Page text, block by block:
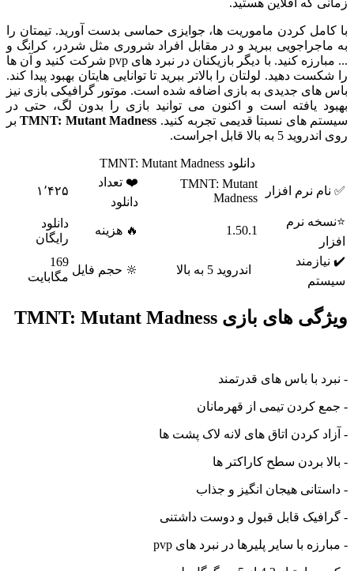
زمانی که آفلاین هستید.
با کامل کردن ماموریت ها، جوایزی حماسی بدست آورید. تیمتان را
به ماجراجویی ببرید و در مقابل افراد شروری مثل شردر، کرانگ و
... مبارزه کنید. با دیگر بازیکنان در نبرد های pvp شرکت کنید و آن ها
را شکست دهید. لولتان را بالاتر ببرید تا توانایی هایتان بهبود پیدا کند.
باس های جدیدی به بازی اضافه شده است. موتور گرافیکی بازی نیز
بهبود یافته است و اکنون می توانید بازی را بدون لگ، حتی در
سیستم های نسبتا قدیمی تجربه کنید. TMNT: Mutant Madnessبر
روی اندروید 5 به بالا قابل اجراست.
دانلود TMNT: Mutant Madness
✅ نام نرم افزار
TMNT: Mutant
Madness
❤️ تعداد
دانلود
۱٬۴۲۵
⭐نسخه نرم
افزار
1.50.1 🔥 هزینه
دانلود
رایگان
✔️ نیازمند
سیستم
اندروید 5 به بالا 🔆 حجم فایل
169
مگابایت
ویژگی های بازی TMNT: Mutant Madness
- نبرد با باس های قدرتمند
- جمع کردن تیمی از قهرمانان
- آزاد کردن اتاق های لانه لاک پشت ها
- بالا بردن سطح کاراکتر ها
- داستانی هیجان انگیز و جذاب
- گرافیک قابل قبول و دوست داشتنی
- مبارزه با سایر پلیرها در نبرد های pvp